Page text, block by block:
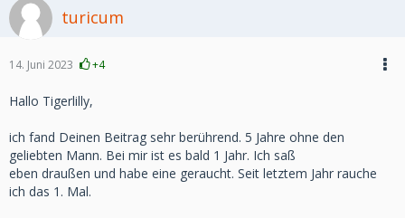
turicum
14. Juni 2023 +4
Hallo Tigerlilly,
ich fand Deinen Beitrag sehr berührend. 5 Jahre ohne den
geliebten Mann. Bei mir ist es bald 1 Jahr. Ich saß
eben draußen und habe eine geraucht. Seit letztem Jahr rauche
ich das 1. Mal.